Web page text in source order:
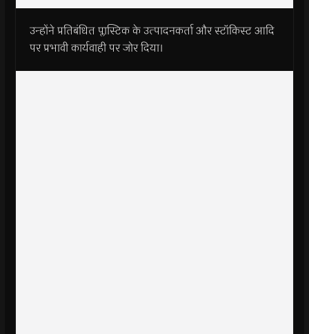
उन्होंने प्रतिबंधित प्लास्टिक के उत्पादनकर्ता और स्टॉकिस्ट आदि
पर प्रभावी कार्यवाही पर जोर दिया।